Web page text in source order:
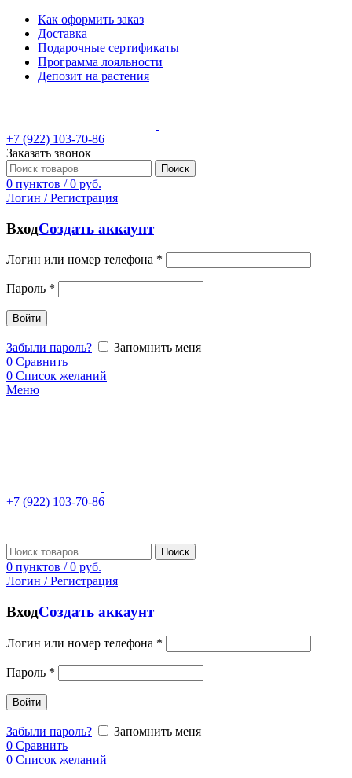
Как оформить заказ
Доставка
Подарочные сертификаты
Программа лояльности
Депозит на растения
+7 (922) 103-70-86
Заказать звонок
Поиск
0 пунктов / 0 руб.
Логин / Регистрация
ВходСоздать аккаунт
Логин или номер телефона *
Пароль *
Войти
Забыли пароль?
Запомнить меня
0 Сравнить
0 Список желаний
Меню
+7 (922) 103-70-86
Поиск
0 пунктов / 0 руб.
Логин / Регистрация
ВходСоздать аккаунт
Логин или номер телефона *
Пароль *
Войти
Забыли пароль?
Запомнить меня
0 Сравнить
0 Список желаний